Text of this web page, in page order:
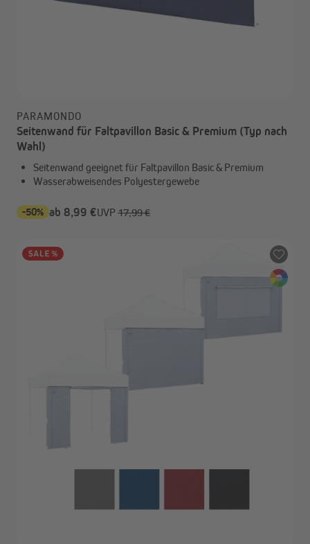
PARAMONDO
Seitenwand für Faltpavillon Basic & Premium (Typ nach
Wahl)
Seitenwand geeignet für Faltpavillon Basic & Premium
Wasserabweisendes Polyestergewebe
-50% ab 8,99 €UVP 17,99 €